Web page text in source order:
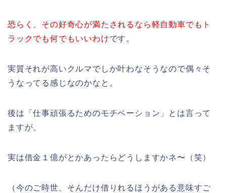
恐らく、その好奇心が満たされるなら軽自動車でもト
ラックでも何でもいいわけです。
実質それが高いクルマでしか叶わなそうなので偶々そ
うなってる感じなのかなと。
後は「仕事頑張るためのモチベーション」とは言って
ますが、
実は借金１億がとかあったらどうしますかネ〜（笑）
（今のご時世、そんだけ借りれるほうがある意味すご